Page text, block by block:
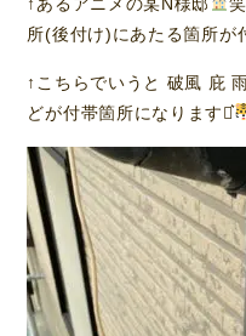
所(後付け)にあたる箇所が
↑こちらでいうと 破風 庇
どが付帯箇所になります⋆͛